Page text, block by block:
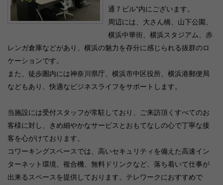
通７ビル"内にございます。
周辺には、大さん橋、山下公園、
横浜中華街、横浜スタジアム、赤
レンガ倉庫などがあり、横浜の魅力を存分に感じられる抜群のロ
ケーションです。
また、徒歩圏内には神奈川県庁、横浜市中区役所、横浜港郵便局
などもあり、快適なビジネスライフをサポートします。
当施設には受付スタッフが常駐しており、ご来訪頂くすべてのお
客様に対し、きめ細やかなサービスとおもてなしの心で丁寧な接
客を心がけております。
コワーキングスペースでは、高いセキュリティを備えた高速イン
ターネット環境、複合機、無料ドリンクなど、落ち着いて仕事が
出来るスペースを提供しております。テレワークにおすすめで